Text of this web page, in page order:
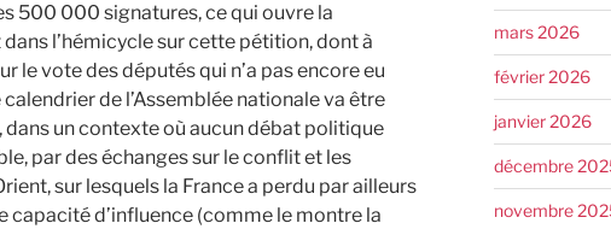
500 000 signatures, ce qui ouvre la
l’hémicycle sur cette pétition, dont à
le vote des députés qui n’a pas encore eu
de l’Assemblée nationale va être
un contexte où aucun débat politique
par des échanges sur le conflit et les
sur lesquels la France a perdu par ailleurs
d’influence (comme le montre la
mars 2026
février 2026
janvier 2026
décembre
novembre